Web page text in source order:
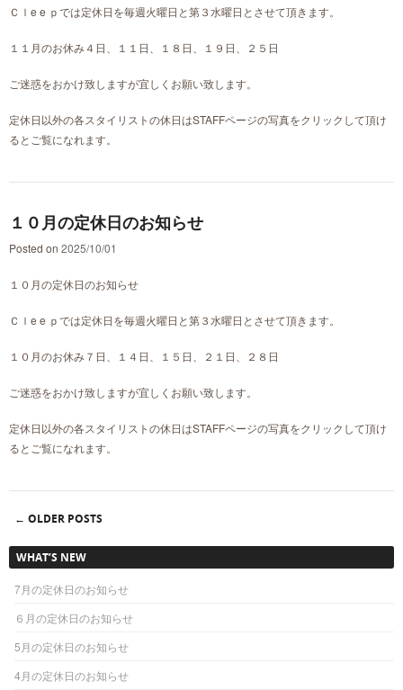
Ｃｌe e ｐでは定休日を毎週火曜日と第３水曜日とさせて頂きます。
１１月のお休み４日、１１日、１８日、１９日、２５日
ご迷惑をおかけ致しますが宜しくお願い致します。
定休日以外の各スタイリストの休日はSTAFFページの写真をクリックして頂け
るとご覧になれます。
１０月の定休日のお知らせ
Posted on 2025/10/01
１０月の定休日のお知らせ
Ｃｌe e ｐでは定休日を毎週火曜日と第３水曜日とさせて頂きます。
１０月のお休み７日、１４日、１５日、２１日、２８日
ご迷惑をおかけ致しますが宜しくお願い致します。
定休日以外の各スタイリストの休日はSTAFFページの写真をクリックして頂け
るとご覧になれます。
Post navigation
← OLDER POSTS
WHAT’S NEW
7月の定休日のお知らせ
６月の定休日のお知らせ
5月の定休日のお知らせ
4月の定休日のお知らせ